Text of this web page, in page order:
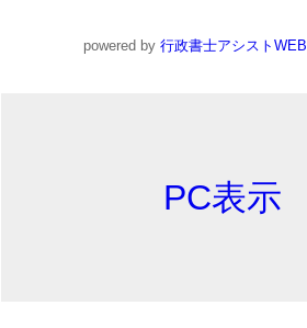
powered by 行政書士アシストWEB
PC表示